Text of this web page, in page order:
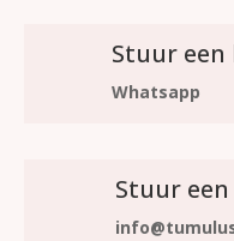
Stuur
Whatsapp
Stuur